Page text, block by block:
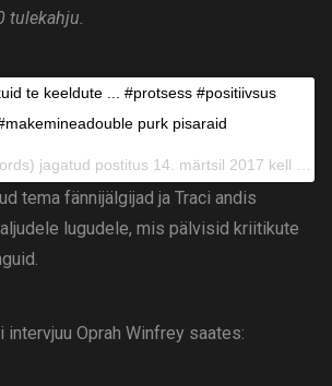
tulekahju.
te keeldute ... #protsess #positiivsus
purk pisaraid
tema fännijälgijad ja Traci andis
lugudele, mis pälvisid kriitikute
intervjuu Oprah Winfrey saates: